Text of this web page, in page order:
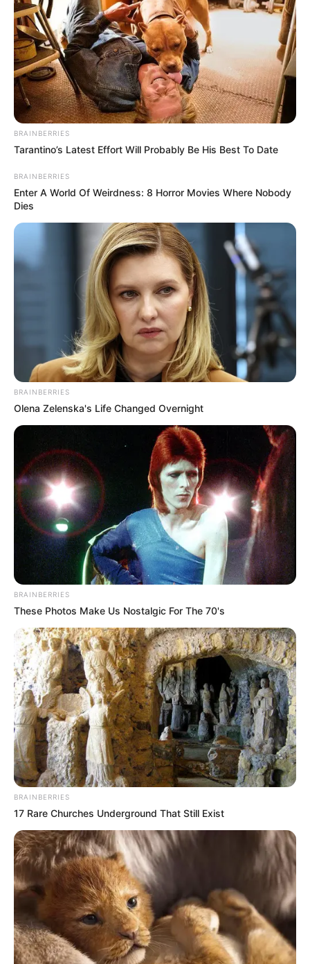
BRAINBERRIES
Tarantino’s Latest Effort Will Probably Be His Best To Date
BRAINBERRIES
Enter A World Of Weirdness: 8 Horror Movies Where Nobody
Dies
BRAINBERRIES
Olena Zelenska's Life Changed Overnight
BRAINBERRIES
These Photos Make Us Nostalgic For The 70's
BRAINBERRIES
17 Rare Churches Underground That Still Exist